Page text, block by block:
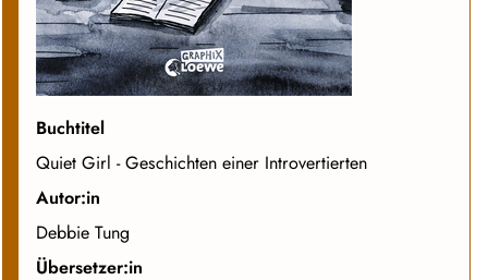
Buchtitel
Quiet Girl - Geschichten einer Introvertierten
Autor:in
Debbie Tung
Übersetzer:in